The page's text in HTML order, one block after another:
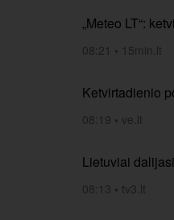
„Meteo LT“:
08:21 • 15min.lt
Ketvirtadienio
08:19 • ve.lt
Lietuviai
08:13 • tv3.lt